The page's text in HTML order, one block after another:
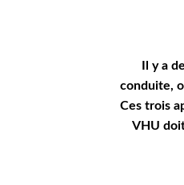
Il y a
conduite,
Ces trois
VHU